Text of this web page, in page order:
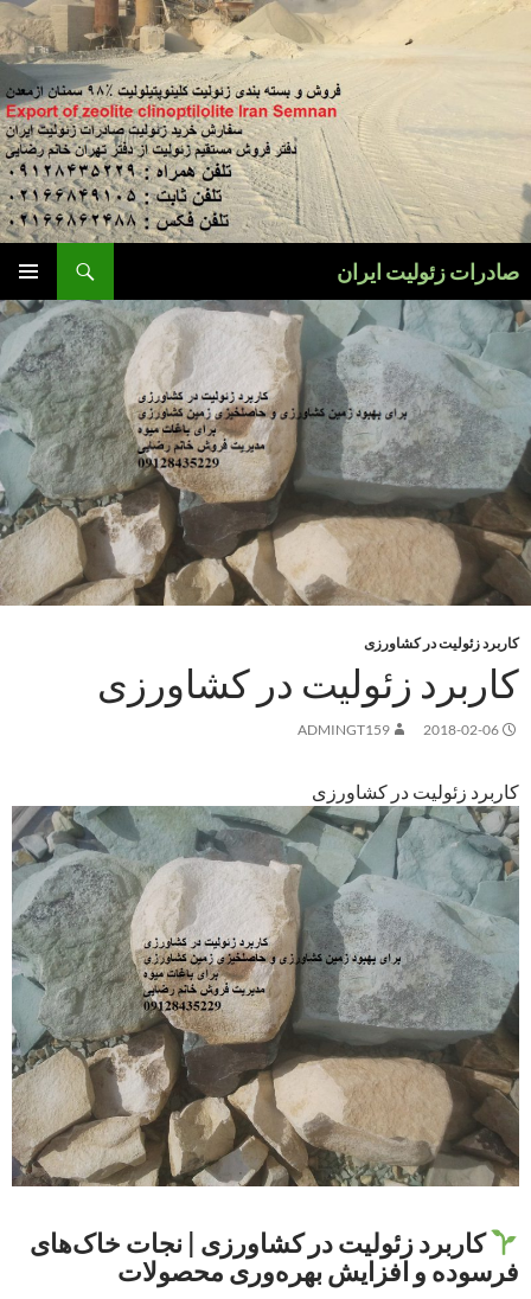
رفتن
صادرات زئولیت ایران
فهرست
اصلی
کاربرد زئولیت در کشاورزی
کاربرد زئولیت در کشاورزی
2018-02-06
ADMINGT159
کاربرد زئولیت در کشاورزی
کاربرد زئولیت در کشاورزی | نجات خاک‌های
فرسوده و افزایش بهره‌وری محصولات